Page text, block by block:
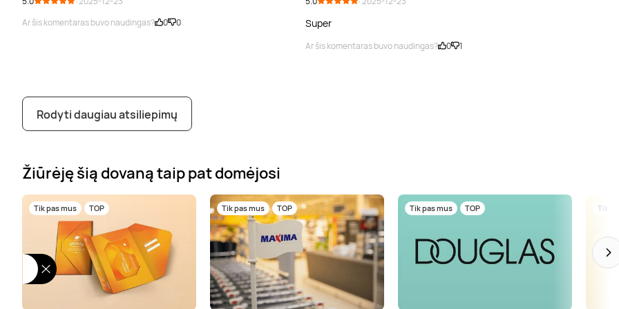
Ar šis komentaras buvo naudingas?
0 0 Super
Ar šis komentaras buvo naudingas? 0 1
Rodyti daugiau atsiliepimų
Žiūrėję šią dovaną taip pat domėjosi
Tik pas mus TOP Tik pas mus TOP Tik pas mus TOP Tik